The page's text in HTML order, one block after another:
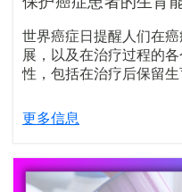
世界癌症日提醒人们在
展，以及在治疗过程的
性，包括在治疗后保留生
更多信息